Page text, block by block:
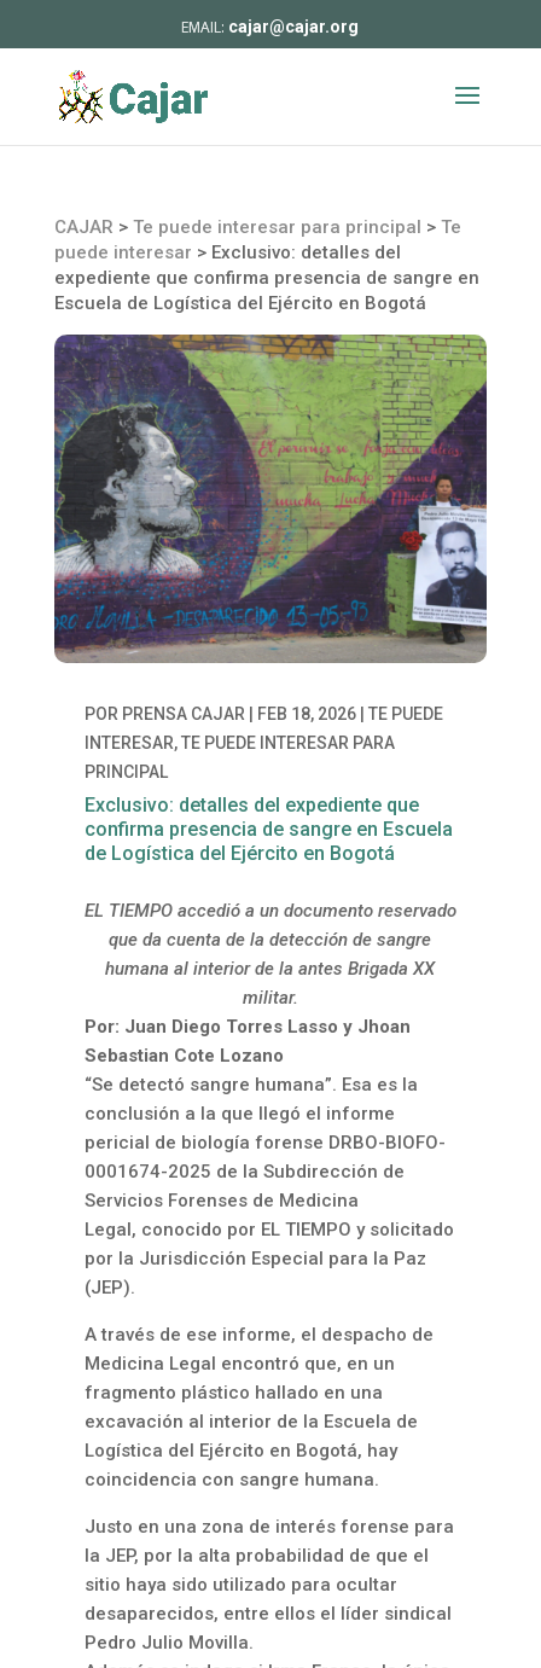
cajar@cajar.org
CAJAR > Te puede interesar para principal > Te
puede interesar > Exclusivo: detalles del
expediente que confirma presencia de sangre en
Escuela de Logística del Ejército en Bogotá
POR PRENSA CAJAR FEB 18, 2026| TE PUEDE
INTERESAR,TE PUEDE INTERESAR PARA
PRINCIPAL
Exclusivo: detalles del expediente que
confirma presencia de sangre en Escuela
de Logística del Ejército en Bogotá
EL TIEMPO accedió a un documento reservado
que da cuenta de la detección de sangre
humana al interior de la antes Brigada XX
militar.
Por: Juan Diego Torres Lasso y Jhoan
Sebastian Cote Lozano
“Se detectó sangre humana”. Esa es la
conclusión a la que llegó el informe
pericial de biología forense DRBO-BIOFO-
0001674-2025 de la Subdirección de
Servicios Forenses de Medicina
Legal, conocido por EL TIEMPO y solicitado
por la Jurisdicción Especial para la Paz
(JEP).
A través de ese informe, el despacho de
Medicina Legal encontró que, en un
fragmento plástico hallado en una
excavación al interior de la Escuela de
Logística del Ejército en Bogotá, hay
coincidencia con sangre humana.
Justo en una zona de interés forense para
la JEP, por la alta probabilidad de que el
sitio haya sido utilizado para ocultar
desaparecidos, entre ellos el líder sindical
Pedro Julio Movilla.